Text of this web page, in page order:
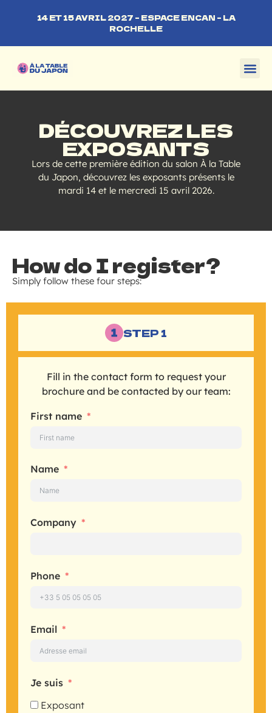
14 ET 15 AVRIL 2027 – ESPACE ENCAN – LA
ROCHELLE
DÉCOUVREZ LES
EXPOSANTS
Lors de cette première édition du salon À la Table
du Japon, découvrez les exposants présents le
mardi 14 et le mercredi 15 avril 2026.
How do I register?
Simply follow these four steps:
STEP 1
Fill in the contact form to request your
brochure and be contacted by our team:
First name
Name
Company
Phone
Email
Je suis
Exposant